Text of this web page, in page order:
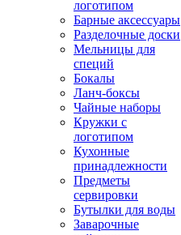
логотипом
Барные аксессуары
Разделочные доски
Мельницы для
специй
Бокалы
Ланч-боксы
Чайные наборы
Кружки с
логотипом
Кухонные
принадлежности
Предметы
сервировки
Бутылки для воды
Заварочные